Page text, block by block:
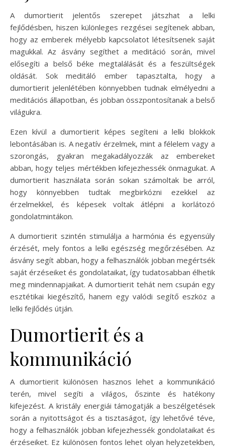
A dumortierit jelentős szerepet játszhat a lelki
fejlődésben, hiszen különleges rezgései segítenek abban,
hogy az emberek mélyebb kapcsolatot létesítsenek saját
magukkal. Az ásvány segíthet a meditáció során, mivel
elősegíti a belső béke megtalálását és a feszültségek
oldását. Sok meditáló ember tapasztalta, hogy a
dumortierit jelenlétében könnyebben tudnak elmélyedni a
meditációs állapotban, és jobban összpontosítanak a belső
világukra.
Ezen kívül a dumortierit képes segíteni a lelki blokkok
lebontásában is. A negatív érzelmek, mint a félelem vagy a
szorongás, gyakran megakadályozzák az embereket
abban, hogy teljes mértékben kifejezhessék önmagukat. A
dumortierit használata során sokan számoltak be arról,
hogy könnyebben tudtak megbirkózni ezekkel az
érzelmekkel, és képesek voltak átlépni a korlátozó
gondolatmintákon.
A dumortierit szintén stimulálja a harmónia és egyensúly
érzését, mely fontos a lelki egészség megőrzésében. Az
ásvány segít abban, hogy a felhasználók jobban megértsék
saját érzéseiket és gondolataikat, így tudatosabban élhetik
meg mindennapjaikat. A dumortierit tehát nem csupán egy
esztétikai kiegészítő, hanem egy valódi segítő eszköz a
lelki fejlődés útján.
Dumortierit és a
kommunikáció
A dumortierit különösen hasznos lehet a kommunikáció
terén, mivel segíti a világos, őszinte és hatékony
kifejezést. A kristály energiái támogatják a beszélgetések
során a nyitottságot és a tisztaságot, így lehetővé téve,
hogy a felhasználók jobban kifejezhessék gondolataikat és
érzéseiket. Ez különösen fontos lehet olyan helyzetekben,